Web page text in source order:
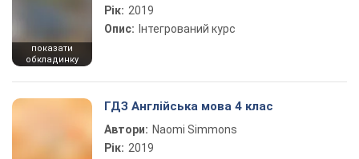
показати
обкладинку
Рік: 2019
Опис: Інтегрований курс
ГДЗ Англійська мова 4 клас
Автори: Naomi Simmons
Рік: 2019